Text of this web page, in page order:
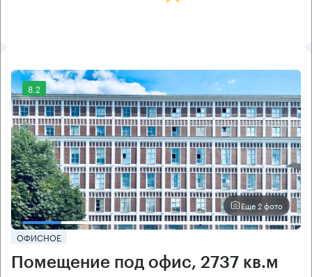
8.2
Еще 2 фото
ОФИСНОЕ
Помещение под офис, 2737 кв.м